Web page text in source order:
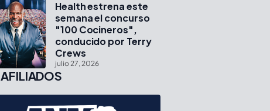
Health estrena este
semana el concurso
"100 Cocineros",
conducido por Terry
Crews
julio 27, 2026
AFILIADOS